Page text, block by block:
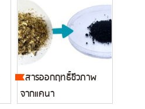
สารออกฤทธิ์ชีวภาพ
จากแคนา